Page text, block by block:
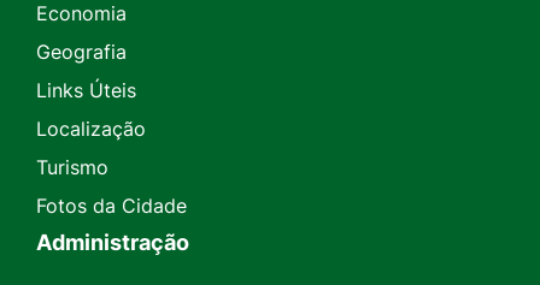
Economia
Geografia
Links Úteis
Localização
Turismo
Fotos da Cidade
Administração